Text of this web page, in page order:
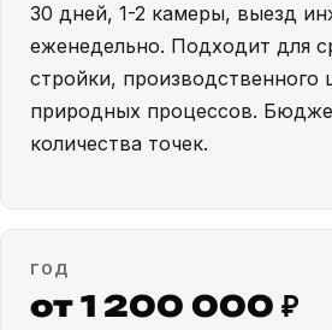
30 дней, 1-2 камеры, выезд
еженедельно. Подходит для
стройки, производственного
природных процессов.
количества точек.
ГОД
от 1 200 000 ₽